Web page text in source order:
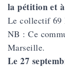
la pétition et
Le collectif 69
NB : Ce
Marseille.
Le 27